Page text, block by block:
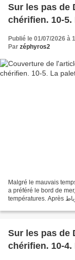
Sur les pas de
Publié le 01/07/2026 à
Par zéphyros2
Malgré le mauvais
a préféré le bord de
températures. Après اﻟﺮﺑﺎط (en français : Rabat), la halte nocturne était
Sur les pas de